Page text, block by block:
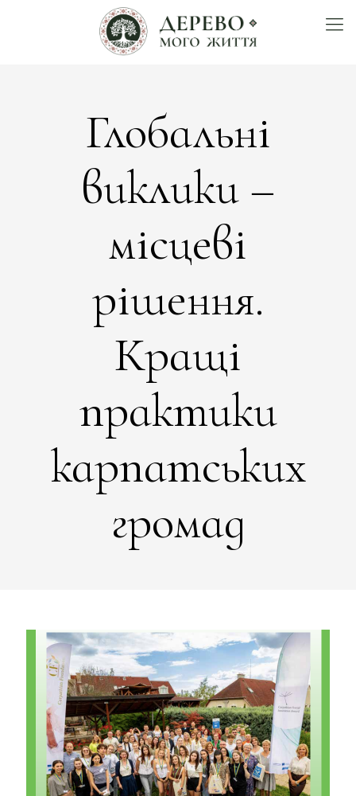
Глобальні
виклики –
місцеві
рішення.
Кращі
практики
карпатських
громад